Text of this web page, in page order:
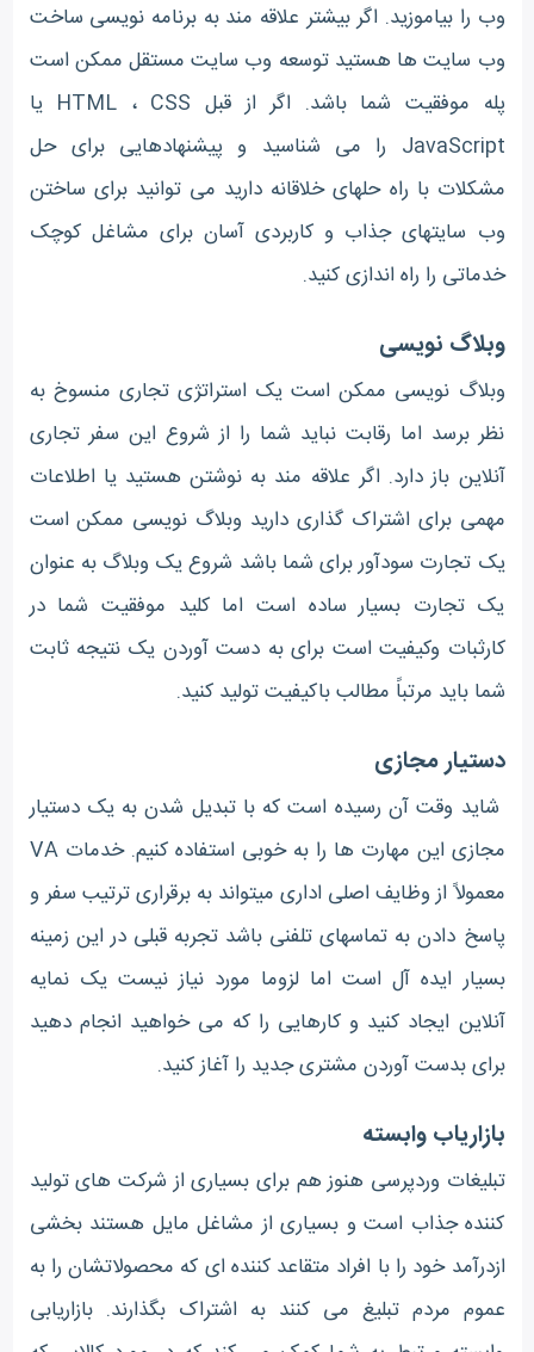
وب را بیاموزید. اگر بیشتر علاقه مند به برنامه نویسی ساخت
وب سایت ها هستید توسعه وب سایت مستقل ممکن است
پله موفقیت شما باشد. اگر از قبل HTML ، CSS
یا
JavaScript را می شناسید و پیشنهادهایی برای حل
مشکلات با راه حلهای خلاقانه دارید می توانید برای ساختن
وب سایتهای جذاب و کاربردی آسان برای مشاغل کوچک
خدماتی را راه اندازی کنید.
وبلاگ نویسی
وبلاگ نویسی ممکن است یک استراتژی تجاری منسوخ به
نظر برسد اما رقابت نباید شما را از شروع این سفر تجاری
آنلاین باز دارد. اگر علاقه مند به نوشتن هستید یا اطلاعات
مهمی برای اشتراک گذاری دارید وبلاگ نویسی ممکن است
یک تجارت سودآور برای شما باشد شروع یک وبلاگ به عنوان
یک تجارت بسیار ساده است اما کلید موفقیت شما در
کارثبات وکیفیت است برای به دست آوردن یک نتیجه ثابت
شما باید مرتباً مطالب باکیفیت تولید کنید.
دستیار مجازی
شاید وقت آن رسیده است که با تبدیل شدن به یک دستیار
مجازی این مهارت ها را به خوبی استفاده کنیم. خدمات VA
معمولاً از وظایف اصلی اداری میتواند به برقراری ترتیب سفر و
پاسخ دادن به تماسهای تلفنی باشد تجربه قبلی در این زمینه
بسیار ایده آل است اما لزوما مورد نیاز نیست یک نمایه
آنلاین ایجاد کنید و کارهایی را که می خواهید انجام دهید
برای بدست آوردن مشتری جدید را آغاز کنید.
بازاریاب وابسته
تبلیغات وردپرسی هنوز هم برای بسیاری از شرکت های تولید
کننده جذاب است و بسیاری از مشاغل مایل هستند بخشی
ازدرآمد خود را با افراد متقاعد کننده ای که محصولاتشان را به
عموم مردم تبلیغ می کنند به اشتراک بگذارند. بازاریابی